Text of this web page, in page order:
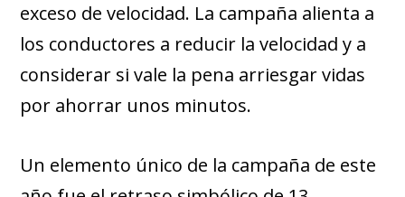
exceso de velocidad. La campaña alienta a
los conductores a reducir la velocidad y a
considerar si vale la pena arriesgar vidas
por ahorrar unos minutos.
Un elemento único de la campaña de este